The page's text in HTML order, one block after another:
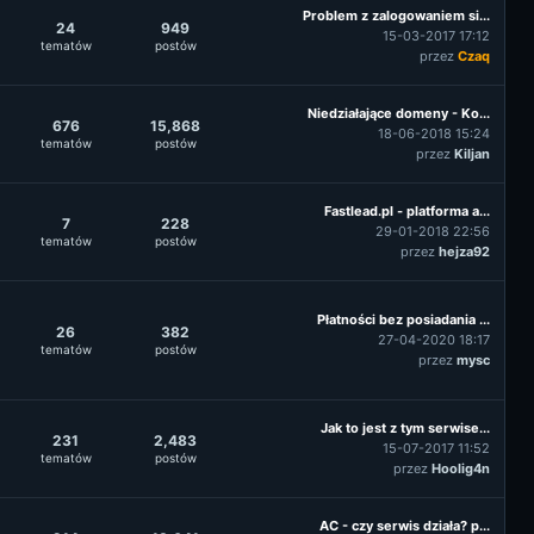
24
tematów
949
postów
Problem z zalogowaniem si...
15-03-2017 17:12
przez Czaq
676
tematów
15,868
postów
Niedziałające domeny - Ko...
18-06-2018 15:24
przez Kiljan
7
tematów
228
postów
Fastlead.pl - platforma a...
29-01-2018 22:56
przez hejza92
26
tematów
382
postów
Płatności bez posiadania ...
27-04-2020 18:17
przez mysc
231
tematów
2,483
postów
Jak to jest z tym serwise...
15-07-2017 11:52
przez Hoolig4n
AC - czy serwis działa? p...